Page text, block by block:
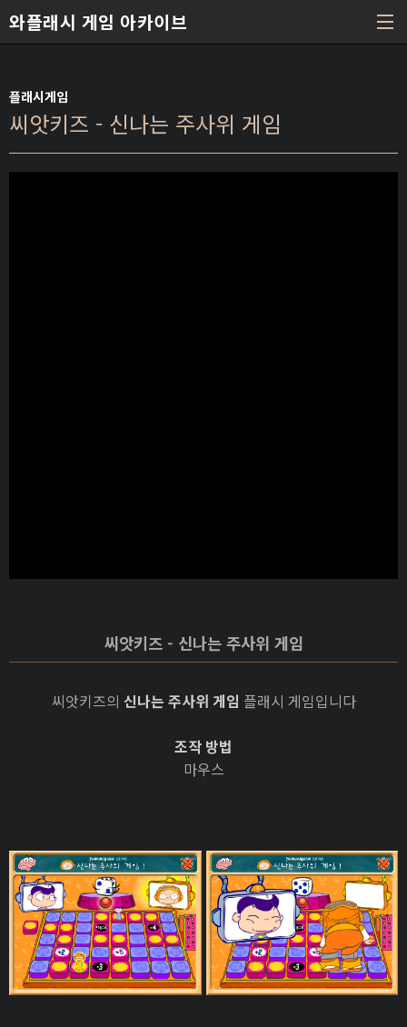
와플래시 게임 아카이브
플래시게임
씨앗키즈 - 신나는 주사위 게임
씨앗키즈 - 신나는 주사위 게임
씨앗키즈의 신나는 주사위 게임 플래시 게임입니다
조작 방법
마우스